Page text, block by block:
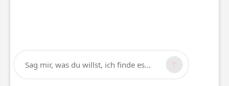
Sag mir, was du willst, ich finde es...